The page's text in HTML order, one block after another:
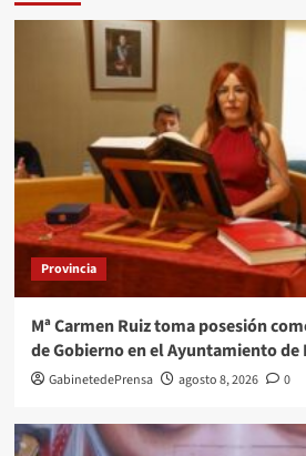
Provincia
Mª Carmen Ruiz toma posesión
de Gobierno en el Ayuntamiento de
GabinetedePrensa agosto 8, 2026 0